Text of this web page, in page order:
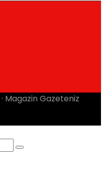
· Magazin Gazeteniz